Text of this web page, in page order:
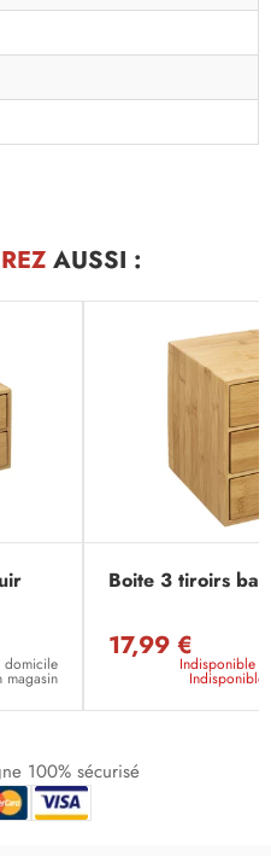
AUSSI :
domicile
magasin
Boite 3 tiroirs
17,99 €
Indisponible
Indisponible
100% sécurisé